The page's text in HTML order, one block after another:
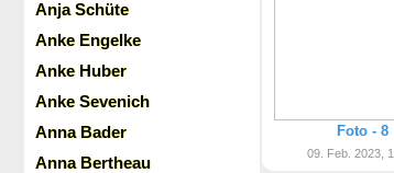
Anja Schüte
Anke Engelke
Anke Huber
Anke Sevenich
Anna Bader
Anna Bertheau
Foto - 8
09. Feb. 2023,